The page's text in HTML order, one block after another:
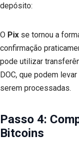
depósito:
O Pix se tornou a
confirmação
pode utilizar
DOC, que podem
serem processadas.
Passo 4:
Bitcoins